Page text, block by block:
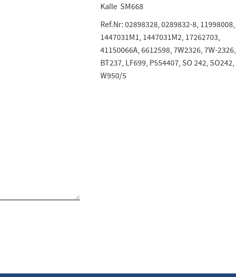
Kalle SM668
Ref.Nr: 02898328, 0289832-8, 11998008,
1447031M1, 1447031M2, 17262703,
41150066A, 6612598, 7W2326, 7W-2326,
BT237, LF699, P554407, SO 242, SO242,
W950/5